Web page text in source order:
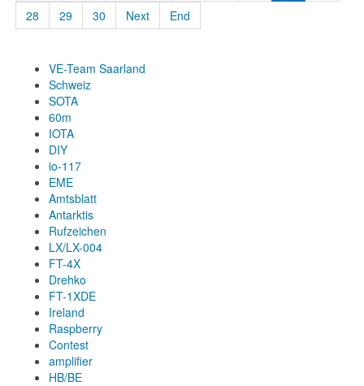
28
29 30 Next End
VE-Team Saarland
Schweiz
SOTA
60m
IOTA
DIY
io-117
EME
Amtsblatt
Antarktis
Rufzeichen
LX/LX-004
FT-4X
Drehko
FT-1XDE
Ireland
Raspberry
Contest
amplifier
HB/BE